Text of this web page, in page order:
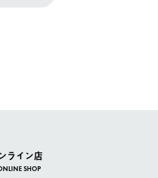
ご希望商品を再注文してくだ
ライン店
SHOP